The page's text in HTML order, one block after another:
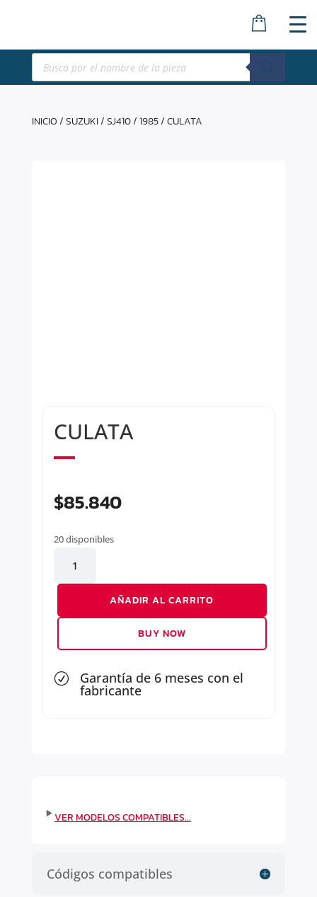
Búsqueda
productos
INICIO/SUZUKI/SJ410/1985/ CULATA
CULATA
$85.840
20 disponibles
cantidad
AÑADIR AL CARRITO
BUY NOW
R Garantía de 6 meses con el
fabricante
Códigos compatibles